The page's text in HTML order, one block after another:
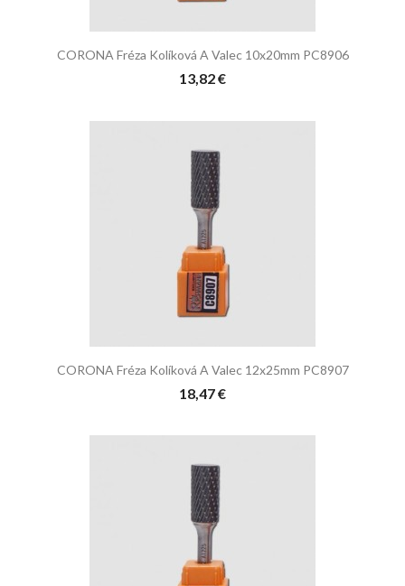
CORONA Fréza Kolíková A Valec 10x20mm PC8906
13,82 €
CORONA Fréza Kolíková A Valec 12x25mm PC8907
18,47 €